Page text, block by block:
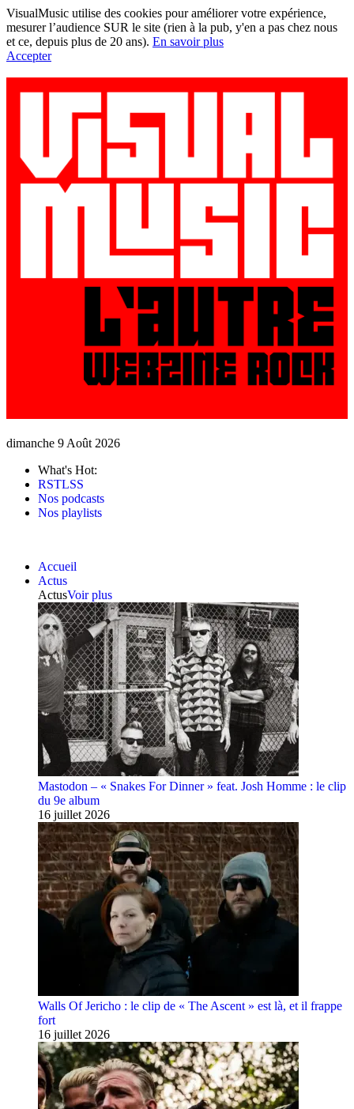
VisualMusic utilise des cookies pour améliorer votre expérience,
mesurer l’audience SUR le site (rien à la pub, y'en a pas chez nous
et ce, depuis plus de 20 ans). En savoir plus
Accepter
dimanche 9 Août 2026
What's Hot:
RSTLSS
Nos podcasts
Nos playlists
Accueil
Actus
ActusVoir plus
Mastodon – « Snakes For Dinner » feat. Josh Homme : le clip
du 9e album
16 juillet 2026
Walls Of Jericho : le clip de « The Ascent » est là, et il frappe
fort
16 juillet 2026